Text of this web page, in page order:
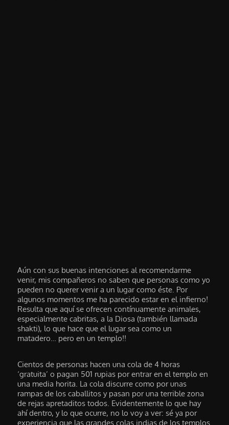
Aún con sus buenas intenciones al recomendarme
venir, mis compañeros no saben que personas como yo
pueden no querer venir a un lugar como éste. Por
algunos momentos me ha parecido estar en el infierno!
Resulta que aquí se ofrecen contínuamente animales,
especialmente cabritas, a la Diosa (también llamada
shakti), lo que hace que el lugar sea como un
matadero… pero en un templo!!
Cientos de personas hacen una cola de 4 horas
‘gratuita’ o pagan 501 rupias por entrar en el templo en
una media horita. La cola discurre como por unas
rampas de los caballitos y pasan por una terrible zona
de rejas apretaditos todos. Evidentemente lo que hay
ahí dentro, y lo que ocurre, no lo voy a ver: sé ya por
experiencia que las grandes colas indias de los templos